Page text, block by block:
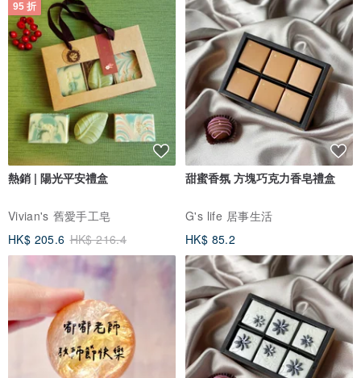
95 折
熱銷 | 陽光平安禮盒
Vivian's 舊愛手工皂
HK$ 205.6 HK$ 216.4
甜蜜香氛 方塊巧克力香皂禮盒
G's life 居事生活
HK$ 85.2